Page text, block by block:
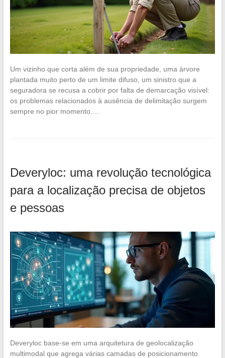
Um vizinho que corta além de sua propriedade, uma árvore
plantada muito perto de um limite difuso, um sinistro que a
seguradora se recusa a cobrir por falta de demarcação visível:
os problemas relacionados à ausência de delimitação surgem
sempre no pior momento.…
Deveryloc: uma revolução tecnológica
para a localização precisa de objetos
e pessoas
Deveryloc base-se em uma arquitetura de geolocalização
multimodal que agrega várias camadas de posicionamento